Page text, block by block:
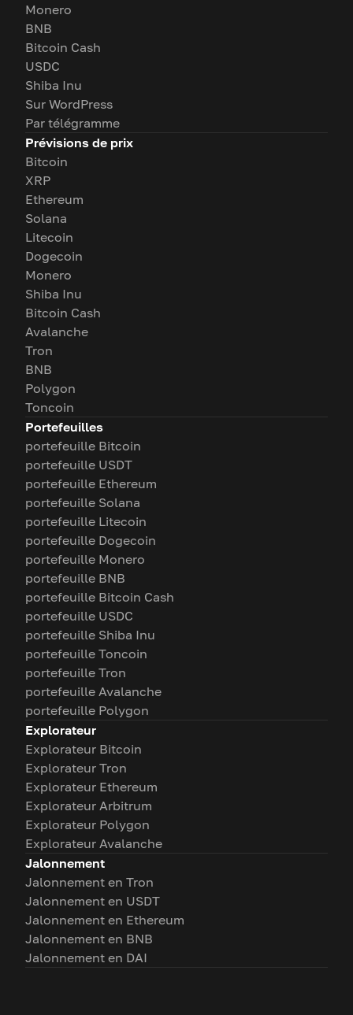
Monero
BNB
Bitcoin Cash
USDC
Shiba Inu
Sur WordPress
Par télégramme
Prévisions de prix
Bitcoin
XRP
Ethereum
Solana
Litecoin
Dogecoin
Monero
Shiba Inu
Bitcoin Cash
Avalanche
Tron
BNB
Polygon
Toncoin
Portefeuilles
portefeuille Bitcoin
portefeuille USDT
portefeuille Ethereum
portefeuille Solana
portefeuille Litecoin
portefeuille Dogecoin
portefeuille Monero
portefeuille BNB
portefeuille Bitcoin Cash
portefeuille USDC
portefeuille Shiba Inu
portefeuille Toncoin
portefeuille Tron
portefeuille Avalanche
portefeuille Polygon
Explorateur
Explorateur Bitcoin
Explorateur Tron
Explorateur Ethereum
Explorateur Arbitrum
Explorateur Polygon
Explorateur Avalanche
Jalonnement
Jalonnement en Tron
Jalonnement en USDT
Jalonnement en Ethereum
Jalonnement en BNB
Jalonnement en DAI